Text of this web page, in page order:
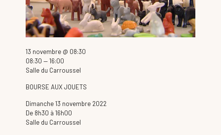
BOURSE AUX JOUETS
Dimanche 13 novembre 2022
De 8h30 à 16h00
Salle du Carroussel
13 novembre @ 08:30
08:30 — 16:00
Salle du Carroussel